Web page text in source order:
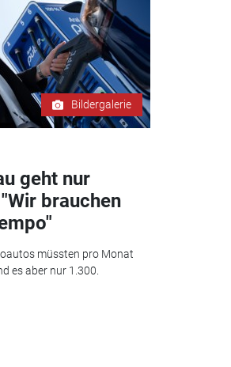
Bildergalerie
geht nur
brauchen
müssten pro Monat
es aber nur 1.300.